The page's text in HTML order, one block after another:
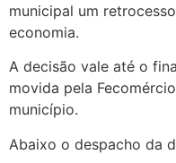
municipal um
economia.
A decisão vale até o
movida pela
município.
Abaixo o despacho da